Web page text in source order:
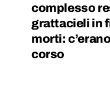
complesso
grattacieli in
morti:
corso